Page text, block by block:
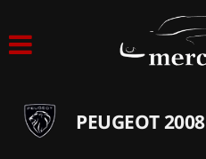
ACQUISTIAMO USATOPEUGEOT 2008